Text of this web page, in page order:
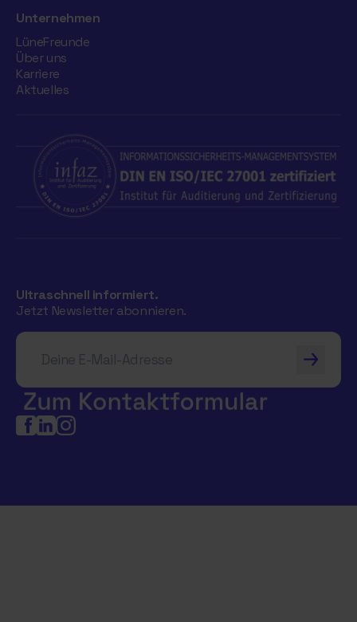
Unternehmen
LüneFreunde
Über uns
Karriere
Aktuelles
Ultraschnell informiert.
Jetzt Newsletter abonnieren.
Deine E-Mail-Adresse